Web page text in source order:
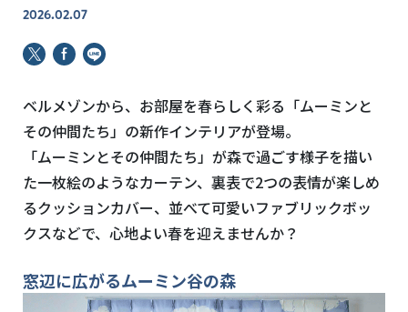
2026.02.07
ベルメゾンから、お部屋を春らしく彩る「ムーミンと
その仲間たち」 の新作インテリアが登場。
「ムーミンとその仲間たち」が森で過ごす様子を描い
た一枚絵のようなカーテン、裏表で2つの表情が楽しめ
るクッションカバー、並べて可愛いファブリックボッ
クスなどで、心地よい春を迎えませんか？
窓辺に広がるムーミン谷の森